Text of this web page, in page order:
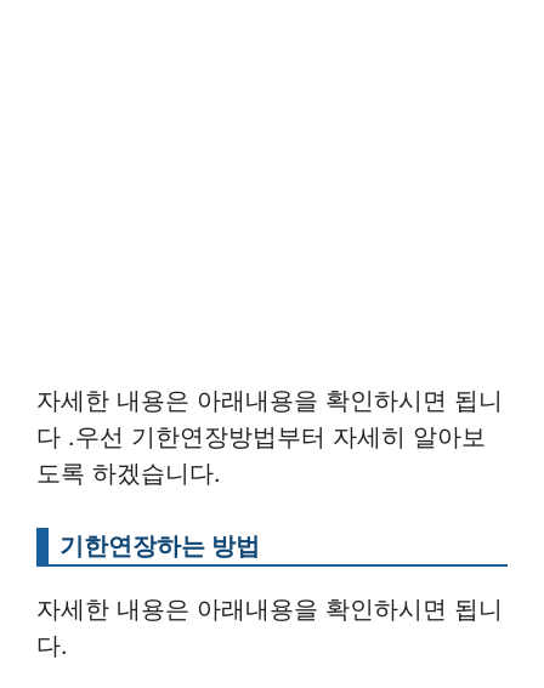
자세한 내용은 아래내용을 확인하시면 됩니
다 .우선 기한연장방법부터 자세히 알아보
도록 하겠습니다.
기한연장하는 방법
자세한 내용은 아래내용을 확인하시면 됩니
다.